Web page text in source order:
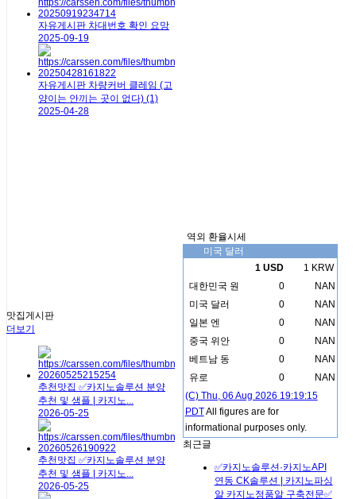
자유게시판 차대번호 확인 요망
2025-09-19
자유게시판 차량커버 클레임 (고
양이는 안끼는 곳이 없다) (1)
2025-04-28
맛집게시판
더보기
추천맛집 ✅카지노솔루션 분양
추천 및 샘플 | 카지노...
2026-05-25
추천맛집 ✅카지노솔루션 분양
추천 및 샘플 | 카지노...
2026-05-25
역외 환율시세
미국 달러
1 USD
1 KRW
대한민국 원
0
NAN
미국 달러
0
NAN
일본 엔
0
NAN
중국 위안
0
NAN
베트남 동
0
NAN
유로
0
NAN
(C) Thu, 06 Aug 2026 19:19:15
PDTAll figures are for
informational purposes only.
최근글
✅카지노솔루션·카지노API
연동 CK솔루션 | 카지노파싱
알 카지노정품알 구축전문✅